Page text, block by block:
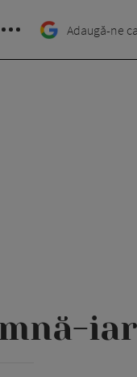
Adaugă-ne